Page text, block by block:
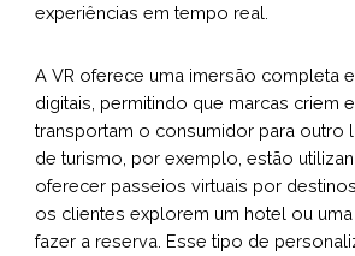
experiências em tempo real.
A VR oferece uma imersão completa
digitais, permitindo que marcas criem
transportam o consumidor para outro
de turismo, por exemplo, estão
oferecer passeios virtuais por
os clientes explorem um hotel ou
fazer a reserva. Esse tipo de